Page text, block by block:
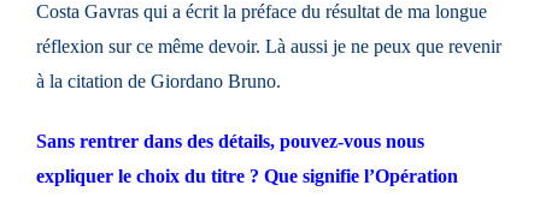
Costa Gavras qui a écrit la préface du résultat de ma longue
réflexion sur ce même devoir. Là aussi je ne peux que revenir
à la citation de Giordano Bruno.
Sans rentrer dans des détails, pouvez-vous nous
expliquer le choix du titre ? Que signifie l’Opération